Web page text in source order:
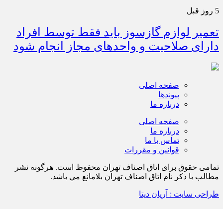
5 روز قبل
تعمیر لوازم گازسوز باید فقط توسط افراد
دارای صلاحیت و واحدهای مجاز انجام شود
صفحه اصلی
پیوندها
درباره ما
صفحه اصلی
درباره ما
تماس با ما
قوانین و مقررات
تمامی حقوق برای اتاق اصناف تهران محفوظ است. هرگونه نشر
مطالب با ذكر نام اتاق اصناف تهران بلامانع مي باشد.
طراحی سایت : آریان دیتا